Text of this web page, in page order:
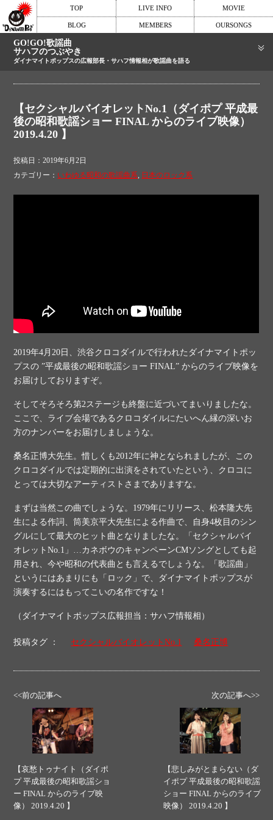
TOP LIVE INFO MOVIE
BLOG MEMBERS OURSONGS
GO!GO!歌謡曲
サハフのつぶやき
ダイナマイトポップスの広報部長・サハフ情報相が歌謡曲を語る
【セクシャルバイオレットNo.1（ダイポプ 平成最
後の昭和歌謡ショー FINAL からのライブ映像）
2019.4.20 】
投稿日：2019年6月2日
カテゴリー： いわゆる昭和の歌謡曲系, 日本のロック系
2019年4月20日、渋谷クロコダイルで行われたダイナマイトポッ
プスの ”平成最後の昭和歌謡ショー FINAL” からのライブ映像を
お届けしておりますぞ。
そしてそろそろ第2ステージも終盤に近づいてまいりましたな。
ここで、ライブ会場であるクロコダイルにたいへん縁の深いお
方のナンバーをお届けしましょうな。
桑名正博大先生。惜しくも2012年に神となられましたが、この
クロコダイルでは定期的に出演をされていたという、クロコに
とっては大切なアーティストさまでありますな。
まずは当然この曲でしょうな。1979年にリリース、松本隆大先
生による作詞、筒美京平大先生による作曲で、自身4枚目のシン
グルにして最大のヒット曲となりましたな。「セクシャルバイ
オレットNo.1」…カネボウのキャンペーンCMソングとしても起
用され、今や昭和の代表曲とも言えるでしょうな。「歌謡曲」
というにはあまりにも「ロック」で、ダイナマイトポップスが
演奏するにはもってこいの名作ですな！
（ダイナマイトポップス広報担当：サハフ情報相）
投稿タグ ： セクシャルバイオレットNo.1 桑名正博
<<前の記事へ
【哀愁トゥナイト（ダイポ
プ 平成最後の昭和歌謡ショ
ー FINAL からのライブ映
像） 2019.4.20 】
次の記事へ>>
【悲しみがとまらない（ダ
イポプ 平成最後の昭和歌謡
ショー FINAL からのライブ
映像） 2019.4.20 】